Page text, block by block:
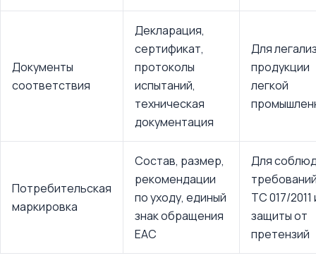
Документы
соответствия
Декларация,
сертификат,
протоколы
испытаний,
техническая
документация
Для
продукции
легкой
Потребительская
маркировка
Состав, размер,
рекомендации
по уходу, единый
знак обращения
ЕАС
Для
ТС 017/2011
защиты от
претензий